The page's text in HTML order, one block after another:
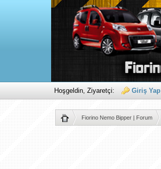
Hoşgeldin, Ziyaretçi: Giriş Yap
Fiorino Nemo Bipper | Forum